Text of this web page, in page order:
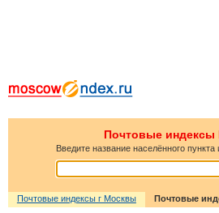
Почтовые индексы
Введите название населённого
Почтовые индексы г Москвы Почтовые